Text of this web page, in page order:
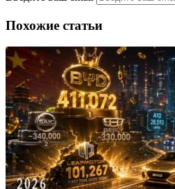
Похожие статьи